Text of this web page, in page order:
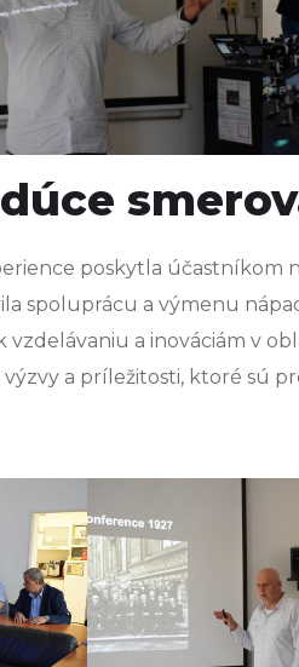
poskytla účastníkom
spoluprácu a výmenu
vzdelávaniu a inováciám v
a príležitosti, ktoré sú